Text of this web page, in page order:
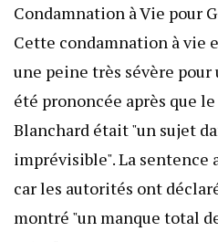
Condamnation à Vie pour
Cette condamnation à vie
une peine très sévère
été prononcée après que
Blanchard était "un sujet
imprévisible". La sentence
car les autorités ont
montré "un manque total